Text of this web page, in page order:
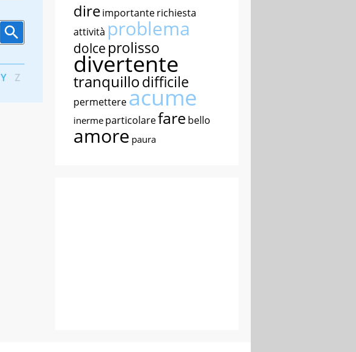
Y Z
direimportanterichiesta
attività problema
dolce prolisso
divertente
tranquillodifficile
permettereacume
inerme particolarefare bello
amore paura